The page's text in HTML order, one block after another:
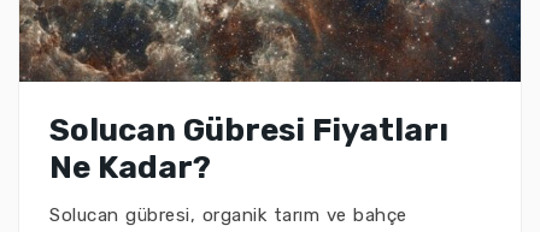
Solucan Gübresi Fiyatları
Ne Kadar?
Solucan gübresi, organik tarım ve bahçe